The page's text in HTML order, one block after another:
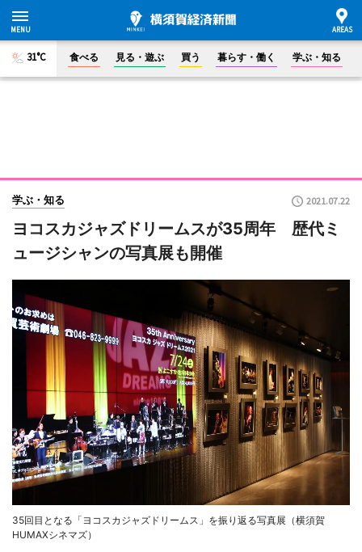
31°C 食べる 見る・遊ぶ 買う 暮らす・働く 学ぶ・知る
学ぶ・知る 2021.07.22
ヨコスカジャズドリームスが35周年 歴代ミ
ュージシャンの写真展も開催
35回目となる「ヨコスカジャズドリームス」を振り返る写真展（横須賀
HUMAXシネマズ）